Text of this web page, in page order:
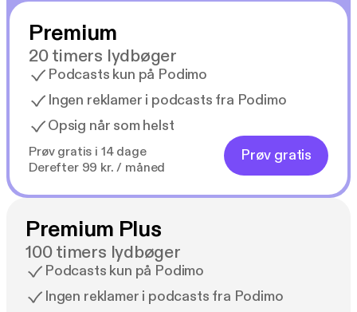
Premium
20 timers lydbøger
Podcasts kun på Podimo
Ingen reklamer i podcasts fra Podimo
Opsig når som helst
Prøv gratis i 14 dage
Derefter 99 kr. / måned
Prøv gratis
Premium Plus
100 timers lydbøger
Podcasts kun på Podimo
Ingen reklamer i podcasts fra Podimo